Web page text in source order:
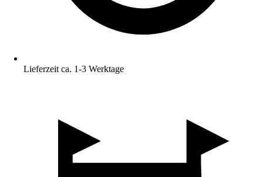
Lieferzeit ca. 1-3 Werktage